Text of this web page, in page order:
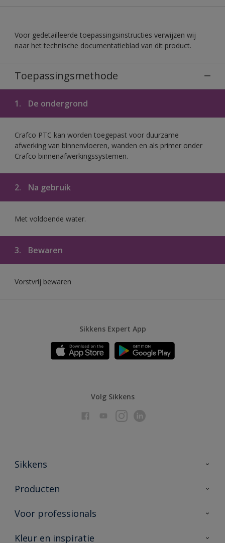
Voor gedetailleerde toepassingsinstructies verwijzen wij
naar het technische documentatieblad van dit product.
Toepassingsmethode
1. De ondergrond
Crafco PTC kan worden toegepast voor duurzame
afwerking van binnenvloeren, wanden en als primer onder
Crafco binnenafwerkingssystemen.
2. Na gebruik
Met voldoende water.
3. Bewaren
Vorstvrij bewaren
Sikkens Expert App
Volg Sikkens
Sikkens
Over Sikkens
Duurzaamheid
Producten
Producten voor binnen
Vind je verkooppunt
Voor professionals
Advies & service
Kleur en inspiratie